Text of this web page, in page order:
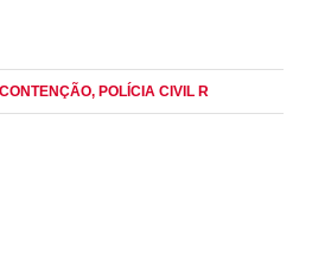
, POLÍCIA CIVIL R